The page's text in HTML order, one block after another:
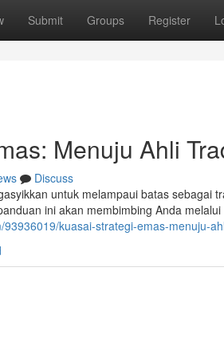
Submit Groups Register
Menuju Ahli
Discuss
untuk melampaui batas sebagai
ini akan membimbing Anda
kuasai-strategi-emas-menuju-